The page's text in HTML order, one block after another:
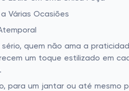
Várias Ocasiões
quem não ama a
um toque estilizado em
para um jantar ou até